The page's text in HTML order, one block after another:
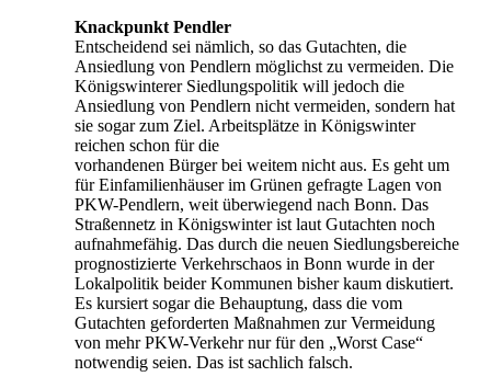
Knackpunkt Pendler
Entscheidend sei nämlich, so das Gutachten, die
Ansiedlung von Pendlern möglichst zu vermeiden. Die
Königswinterer Siedlungspolitik will jedoch die
Ansiedlung von Pendlern nicht vermeiden, sondern hat
sie sogar zum Ziel. Arbeitsplätze in Königswinter
reichen schon für die
vorhandenen Bürger bei weitem nicht aus. Es geht um
für Einfamilienhäuser im Grünen gefragte Lagen von
PKW-Pendlern, weit überwiegend nach Bonn. Das
Straßennetz in Königswinter ist laut Gutachten noch
aufnahmefähig. Das durch die neuen Siedlungsbereiche
prognostizierte Verkehrschaos in Bonn wurde in der
Lokalpolitik beider Kommunen bisher kaum diskutiert.
Es kursiert sogar die Behauptung, dass die vom
Gutachten geforderten Maßnahmen zur Vermeidung
von mehr PKW-Verkehr nur für den „Worst Case“
notwendig seien. Das ist sachlich falsch.